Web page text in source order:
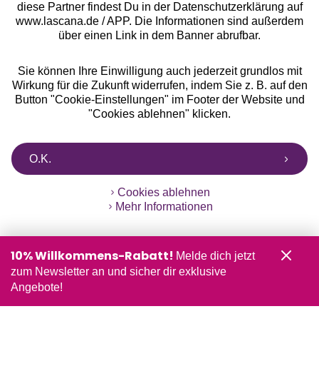
diese Partner findest Du in der Datenschutzerklärung auf
www.lascana.de / APP. Die Informationen sind außerdem
über einen Link in dem Banner abrufbar.
Sie können Ihre Einwilligung auch jederzeit grundlos mit
Wirkung für die Zukunft widerrufen, indem Sie z. B. auf den
Button "Cookie-Einstellungen" im Footer der Website und
"Cookies ablehnen" klicken.
O.K.
Cookies ablehnen
Mehr Informationen
10% Willkommens-Rabatt! Melde dich jetzt
zum Newsletter an und sicher dir exklusive
Angebote!